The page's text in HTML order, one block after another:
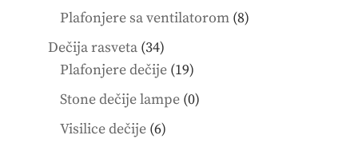
products
Plafonjere sa ventilatorom 88
Dečija rasveta 3434
products
Plafonjere dečije 1919
products
Stone dečije lampe 00
Visilice dečije 66